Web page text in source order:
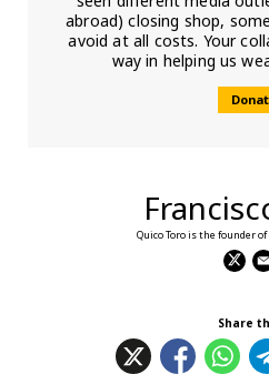
abroad) closing shop,
avoid at all costs. Your
way in helping us
Quico Toro is the founder
Share